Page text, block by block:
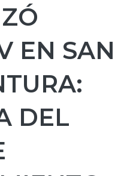
EN SAN
DEL